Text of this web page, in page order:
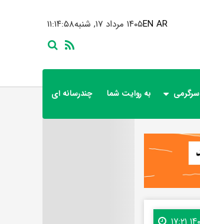
۱۱:۱۵:۰۰ ۱۴۰۵ مرداد ۱۷, شنبهEN AR
سرگرمی به روایت شما چندرسانه ای